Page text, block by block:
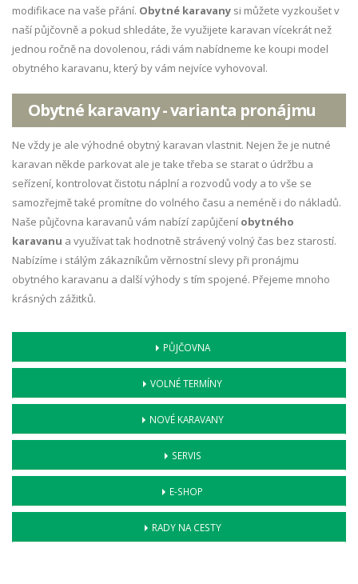
modifikace na vaše přání. Obytné karavany si můžete vyzkoušet v
naší půjčovně a pokud shledáte, že využijete karavan vícekrát než
jednou ročně na dovolenou, rádi vám nabídneme ke koupi model
obytného karavanu, který by vám nejvíce vyhovoval.
Obytné karavany - varianta pronájmu
Ne vždy je ale výhodné obytný karavan vlastnit. Nejen že je nutné
karavan někde parkovat ale je take třeba se starat o údržbu a
seřízení, kontrolovat čistotu náplní a rozvodů vody a to vše se
samozřejmě také promítne do volného času a neméně i do nákladů.
Naše půjčovna karavanů vám nabízí zapůjčení obytného
karavanu a využívat tak hodnotně strávený volný čas bez starostí.
Nabízíme i stálým zákazníkům věrnostní slevy při pronájmu
obytného karavanu a další výhody s tím spojené. Přejeme mnoho
krásných zážitků.
PŮJČOVNA
VOLNÉ TERMÍNY
NOVÉ KARAVANY
SERVIS
E-SHOP
RADY NA CESTY